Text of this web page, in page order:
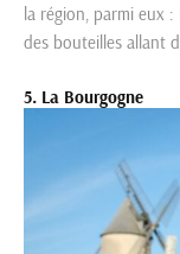
la région, parmi eux :
des bouteilles allant
5. La Bourgogne